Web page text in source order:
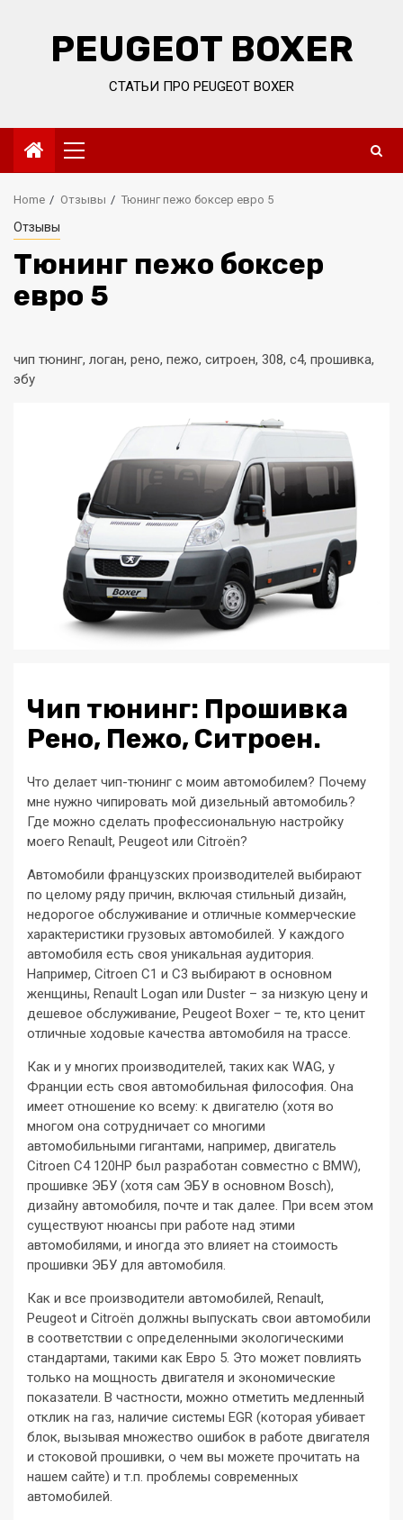
PEUGEOT BOXER
СТАТЬИ ПРО PEUGEOT BOXER
Primary
Menu
Home Отзывы Тюнинг пежо боксер евро 5
Отзывы
Тюнинг пежо боксер
евро 5
чип тюнинг, логан, рено, пежо, ситроен, 308, с4, прошивка,
эбу
Чип тюнинг: Прошивка
Рено, Пежо, Ситроен.
Что делает чип-тюнинг с моим автомобилем? Почему
мне нужно чипировать мой дизельный автомобиль?
Где можно сделать профессиональную настройку
моего Renault, Peugeot или Citroën?
Автомобили французских производителей выбирают
по целому ряду причин, включая стильный дизайн,
недорогое обслуживание и отличные коммерческие
характеристики грузовых автомобилей. У каждого
автомобиля есть своя уникальная аудитория.
Например, Citroen C1 и C3 выбирают в основном
женщины, Renault Logan или Duster – за низкую цену и
дешевое обслуживание, Peugeot Boxer – те, кто ценит
отличные ходовые качества автомобиля на трассе.
Как и у многих производителей, таких как WAG, у
Франции есть своя автомобильная философия. Она
имеет отношение ко всему: к двигателю (хотя во
многом она сотрудничает со многими
автомобильными гигантами, например, двигатель
Citroen C4 120HP был разработан совместно с BMW),
прошивке ЭБУ (хотя сам ЭБУ в основном Bosch),
дизайну автомобиля, почте и так далее. При всем этом
существуют нюансы при работе над этими
автомобилями, и иногда это влияет на стоимость
прошивки ЭБУ для автомобиля.
Как и все производители автомобилей, Renault,
Peugeot и Citroën должны выпускать свои автомобили
в соответствии с определенными экологическими
стандартами, такими как Евро 5. Это может повлиять
только на мощность двигателя и экономические
показатели. В частности, можно отметить медленный
отклик на газ, наличие системы EGR (которая убивает
блок, вызывая множество ошибок в работе двигателя
и стоковой прошивки, о чем вы можете прочитать на
нашем сайте) и т.п. проблемы современных
автомобилей.